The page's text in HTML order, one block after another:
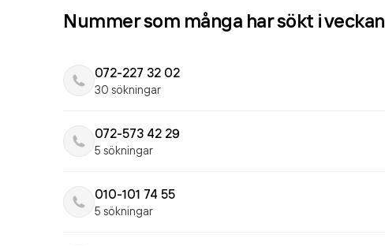
Nummer som många har sökt i veckan
072-227 32 02
30 sökningar
072-573 42 29
5 sökningar
010-101 74 55
5 sökningar